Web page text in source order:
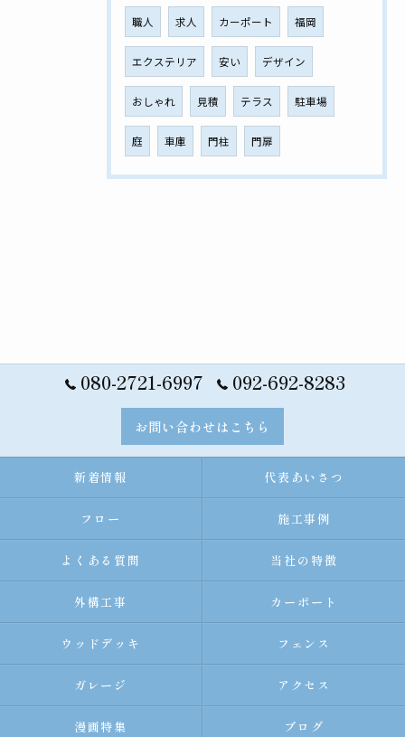
職人 求人 カーポート 福岡
エクステリア 安い デザイン
おしゃれ 見積 テラス 駐車場
庭 車庫 門柱 門扉
080-2721-6997 092-692-8283
お問い合わせはこちら
新着情報 代表あいさつ
フロー 施工事例
よくある質問 当社の特徴
外構工事 カーポート
ウッドデッキ フェンス
ガレージ アクセス
漫画特集 ブログ